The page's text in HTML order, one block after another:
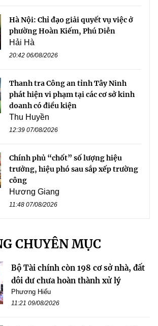
Hà Nội: Chỉ đạo giải quyết vụ việc ở
phường Hoàn Kiếm, Phú Diễn
Hải Hà
20:42 06/08/2026
Thanh tra Công an tỉnh Tây Ninh
phát hiện vi phạm tại các cơ sở kinh
doanh có điều kiện
Thu Huyền
12:39 07/08/2026
Chính phủ “chốt” số lượng hiệu
trưởng, hiệu phó sau sắp xếp trường
công
Hương Giang
11:48 07/08/2026
CHUYÊN MỤC
Bộ Tài chính còn 198 cơ sở nhà, đất
dôi dư chưa hoàn thành xử lý
Phương Hiếu
11:21 09/08/2026